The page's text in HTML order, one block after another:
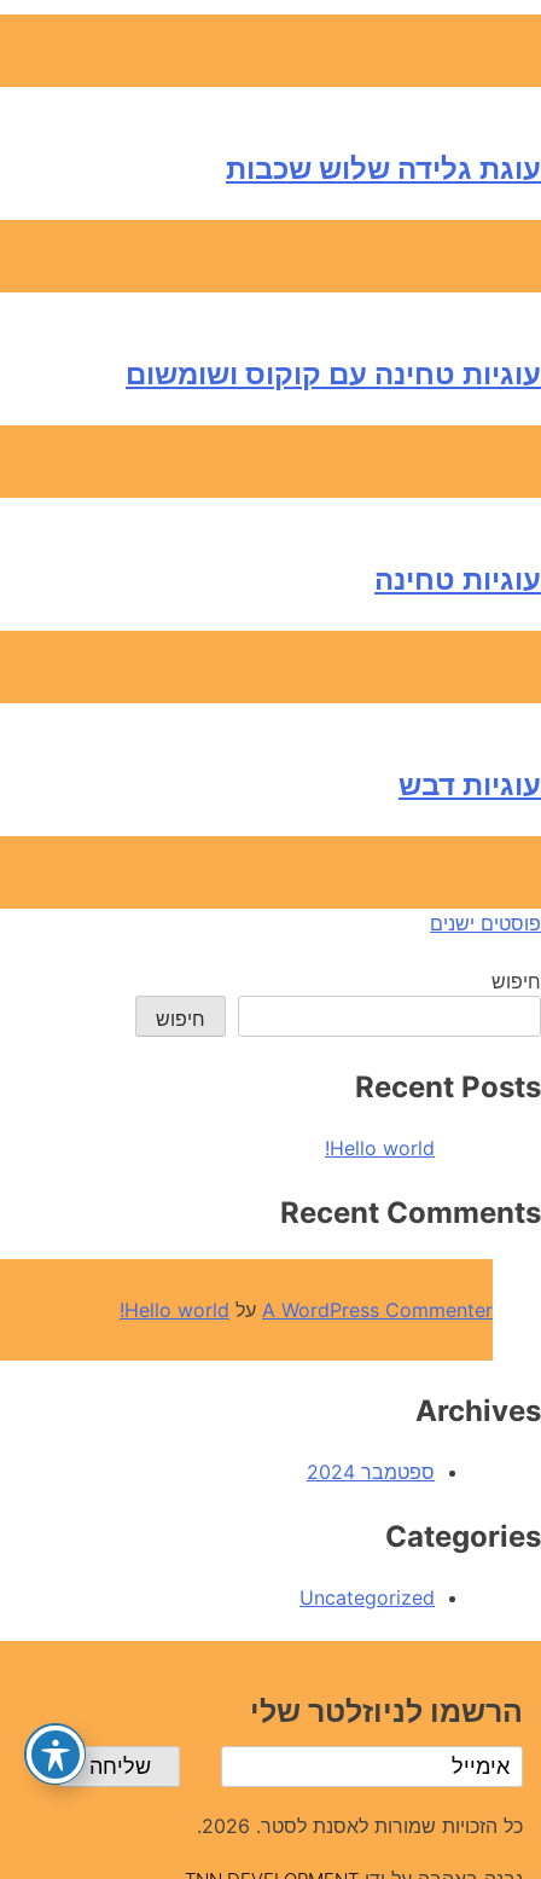
עוגת גלידה שלוש שכבות
עוגיות טחינה עם קוקוס ושומשום
עוגיות טחינה
עוגיות דבש
ניווט
פוסטים ישנים
חיפוש
חיפוש
Recent Posts
Hello world!
Recent Comments
A WordPress Commenter על Hello world!
Archives
ספטמבר 2024
Categories
Uncategorized
הרשמו לניוזלטר שלי
כל הזכויות שמורות לאסנת לסטר. 2026.